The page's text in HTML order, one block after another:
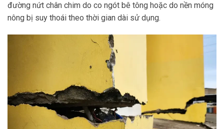
đường nứt chân chim do co ngót bê tông hoặc do nền móng
nông bị suy thoái theo thời gian dài sử dụng.